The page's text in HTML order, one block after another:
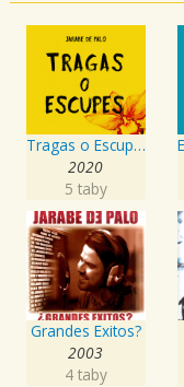
Tragas o Escupes
2020
5 taby
Grandes Exitos?
2003
4 taby